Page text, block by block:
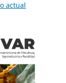
actual